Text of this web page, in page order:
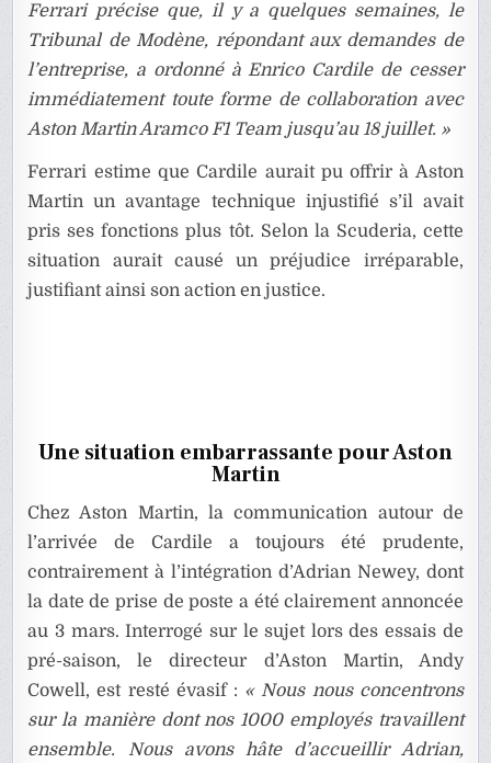
Ferrari précise que, il y a quelques semaines, le
Tribunal de Modène, répondant aux demandes de
l’entreprise, a ordonné à Enrico Cardile de cesser
immédiatement toute forme de collaboration avec
Aston Martin Aramco F1 Team jusqu’au 18 juillet. »
Ferrari estime que Cardile aurait pu offrir à Aston
Martin un avantage technique injustifié s’il avait
pris ses fonctions plus tôt. Selon la Scuderia, cette
situation aurait causé un préjudice irréparable,
justifiant ainsi son action en justice.
Une situation embarrassante pour Aston
Martin
Chez Aston Martin, la communication autour de
l’arrivée de Cardile a toujours été prudente,
contrairement à l’intégration d’Adrian Newey, dont
la date de prise de poste a été clairement annoncée
au 3 mars. Interrogé sur le sujet lors des essais de
pré-saison, le directeur d’Aston Martin, Andy
Cowell, est resté évasif : « Nous nous concentrons
sur la manière dont nos 1000 employés travaillent
ensemble. Nous avons hâte d’accueillir Adrian,